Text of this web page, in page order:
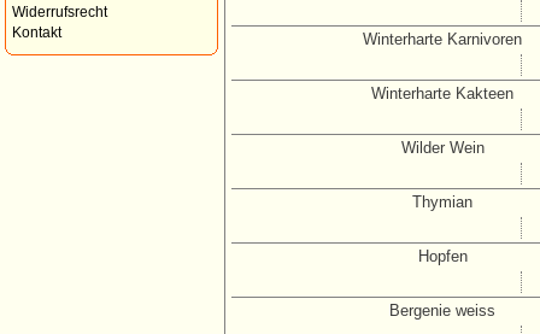
Widerrufsrecht
Kontakt
Winterharte Karnivoren
Winterharte Kakteen
Wilder Wein
Thymian
Hopfen
Bergenie weiss